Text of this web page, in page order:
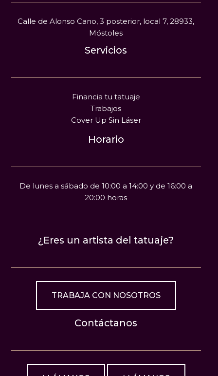
Calle de Alonso Cano, 3 posterior, local 7, 28933,
Móstoles
Servicios
Financia tu tatuaje
Trabajos
Cover Up Sin Láser
Horario
De lunes a sábado de 10:00 a 14:00 y de 16:00 a
20:00 horas
¿Eres un artista del tatuaje?
TRABAJA CON NOSOTROS
Contáctanos